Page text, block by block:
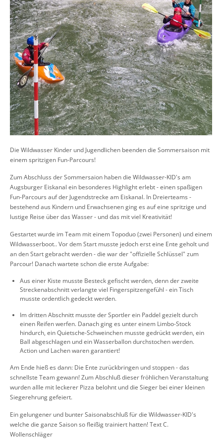
Die Wildwasser Kinder und Jugendlichen beenden die Sommersaison mit
einem spritzigen Fun-Parcours!
Zum Abschluss der Sommersaion haben die Wildwasser-KID's am
Augsburger Eiskanal ein besonderes Highlight erlebt - einen spaßigen
Fun-Parcours auf der Jugendstrecke am Eiskanal. In Dreierteams -
bestehend aus Kindern und Erwachsenen ging es auf eine spritzige und
lustige Reise über das Wasser - und das mit viel Kreativität!
Gestartet wurde im Team mit einem Topoduo (zwei Personen) und einem
Wildwasserboot.. Vor dem Start musste jedoch erst eine Ente geholt und
an den Start gebracht werden - die war der "offizielle Schlüssel" zum
Parcour! Danach wartete schon die erste Aufgabe:
Aus einer Kiste musste Besteck gefischt werden, denn der zweite
Streckenabschnitt verlangte viel Fingerspitzengefühl - ein Tisch
musste ordentlich gedeckt werden.
Im dritten Abschnitt musste der Sportler ein Paddel gezielt durch
einen Reifen werfen. Danach ging es unter einem Limbo-Stock
hindurch, ein Quietsche-Schweinchen musste gedrückt werden, ein
Ball abgeschlagen und ein Wasserballon durchstochen werden.
Action und Lachen waren garantiert!
Am Ende hieß es dann: Die Ente zurückbringen und stoppen - das
schnellste Team gewann! Zum Abschluß dieser fröhlichen Veranstaltung
wurden allle mit leckerer Pizza belohnt und die Sieger bei einer kleinen
Siegerehrung gefeiert.
Ein gelungener und bunter Saisonabschluß für die Wildwasser-KID's
welche die ganze Saison so fleißig trainiert hatten! Text C.
Wollenschläger